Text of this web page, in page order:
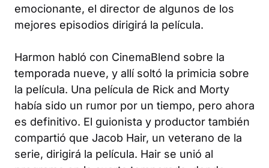
emocionante, el director de algunos de los
mejores episodios dirigirá la película.
Harmon habló con CinemaBlend sobre la
temporada nueve, y allí soltó la primicia sobre
la película. Una película de Rick and Morty
había sido un rumor por un tiempo, pero ahora
es definitivo. El guionista y productor también
compartió que Jacob Hair, un veterano de la
serie, dirigirá la película. Hair se unió al